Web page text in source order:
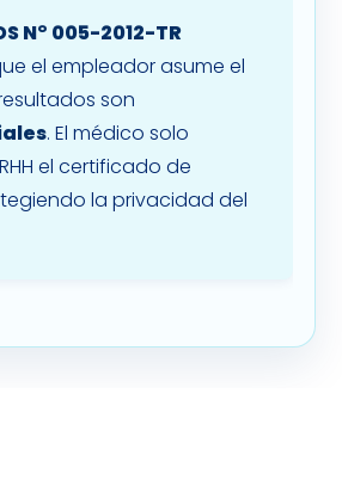
N° 005-2012-TR
el empleador asume el
son
. El médico solo
el certificado de
la privacidad del